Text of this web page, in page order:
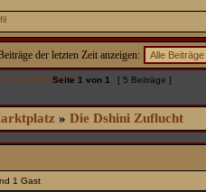
der letzten Zeit anzeigen:
Seite 1 von 1 [ 5 Beiträge ]
» Die Dshini Zuflucht
1 Gast